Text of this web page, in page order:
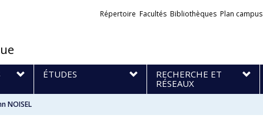
Liens
Répertoire Facultés Bibliothèques Plan campus
ÉTUDES
RECHERCHE ET
RÉSEAUX
NOISEL